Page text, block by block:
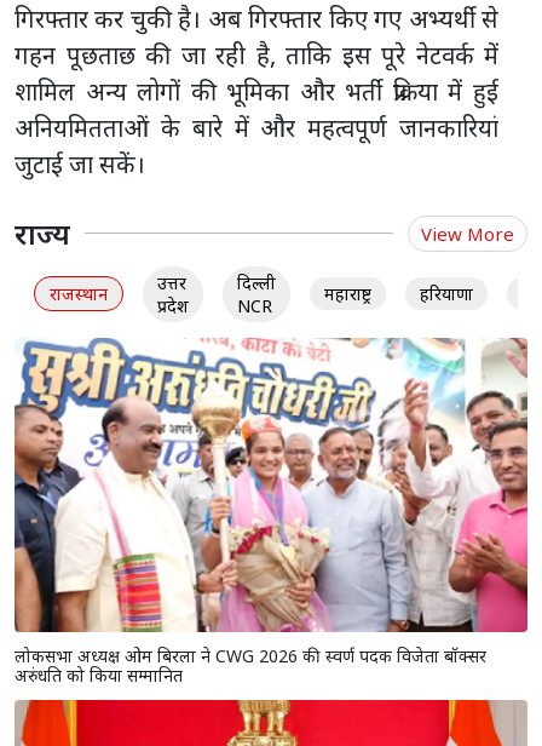
गिरफ्तार कर चुकी है। अब गिरफ्तार किए गए अभ्यर्थी से
गहन पूछताछ की जा रही है, ताकि इस पूरे नेटवर्क में
शामिल अन्य लोगों की भूमिका और भर्ती प्रक्रिया में हुई
अनियमितताओं के बारे में और महत्वपूर्ण जानकारियां
जुटाई जा सकें।
राज्य View More
राजस्थान
उत्तर
प्रदेश
दिल्ली
NCR
महाराष्ट्र हरियाणा
लोकसभा अध्यक्ष ओम बिरला ने CWG 2026 की स्वर्ण पदक विजेता बॉक्सर
अरुंधति को किया सम्मानित